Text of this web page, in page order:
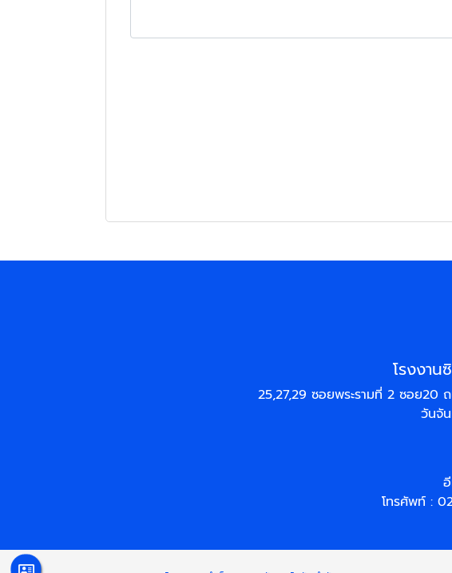
โรงงา
25,27,29 ซอยพระรามที่ 2 ซอย20
วันจั
โทรศัพท์ :